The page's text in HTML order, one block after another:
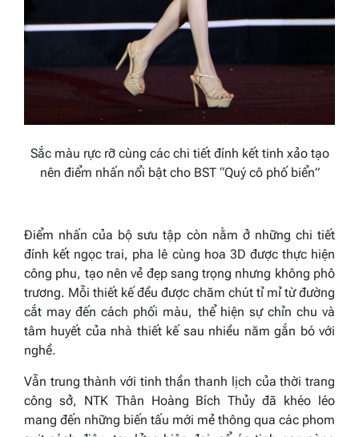
Sắc màu rực rỡ cùng các chi tiết đính kết tinh xảo tạo
nên điểm nhấn nổi bật cho BST “Quý cô phố biển”
Điểm nhấn của bộ sưu tập còn nằm ở những chi tiết
đính kết ngọc trai, pha lê cùng hoa 3D được thực hiện
công phu, tạo nên vẻ đẹp sang trọng nhưng không phô
trương. Mỗi thiết kế đều được chăm chút tỉ mỉ từ đường
cắt may đến cách phối màu, thể hiện sự chỉn chu và
tâm huyết của nhà thiết kế sau nhiều năm gắn bó với
nghề.
Vẫn trung thành với tinh thần thanh lịch của thời trang
công sở, NTK Thân Hoàng Bích Thủy đã khéo léo
mang đến những biến tấu mới mẻ thông qua các phom